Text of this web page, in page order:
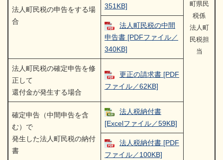
町県民
税係
法人町
民税担
当
法人町民税の申告をする場
合
351KB]
法人町民税の中間
申告書 [PDFファイル／
340KB]
法人町民税の確定申告を修
正して
還付金が発生する場合
更正の請求書 [PDF
ファイル／62KB]
確定申告（中間申告を含
む）で
発生した法人町民税の納付
書
法人税納付書
[Excelファイル／59KB]
法人税納付書 [PDF
ファイル／100KB]